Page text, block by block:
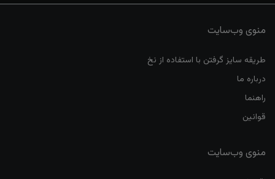
منوی وب‌سایت
طریقه سایز گرفتن با استفاده از نخ
درباره ما
راهنما
قوانین
منوی وب‌سایت